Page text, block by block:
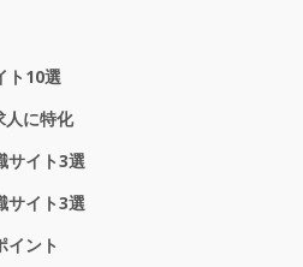
ト10選
人に特化
サイト3選
サイト3選
イント